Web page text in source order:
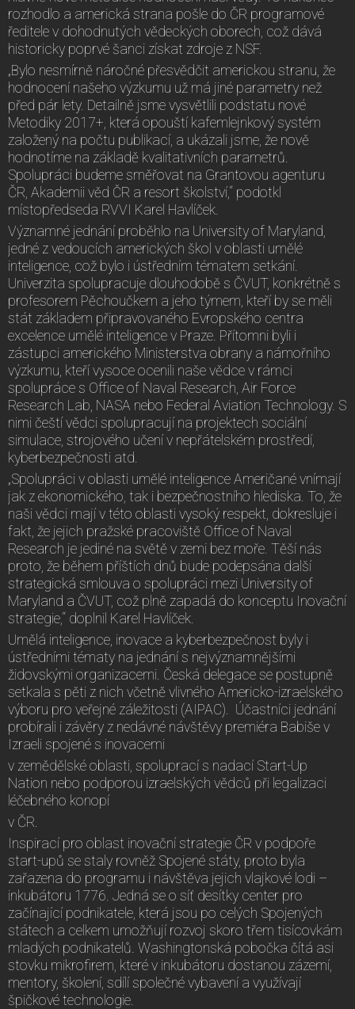
rozhodlo a americká strana pošle do ČR programové
ředitele v dohodnutých vědeckých oborech, což dává
historicky poprvé šanci získat zdroje z NSF.
„Bylo nesmírně náročné přesvědčit americkou stranu, že
hodnocení našeho výzkumu už má jiné parametry než
před pár lety. Detailně jsme vysvětlili podstatu nové
Metodiky 2017+, která opouští kafemlejnkový systém
založený na počtu publikací, a ukázali jsme, že nově
hodnotíme na základě kvalitativních parametrů.
Spolupráci budeme směřovat na Grantovou agenturu
ČR, Akademii věd ČR a resort školství,“ podotkl
místopředseda RVVI Karel Havlíček.
Významné jednání proběhlo na University of Maryland,
jedné z vedoucích amerických škol v oblasti umělé
inteligence, což bylo i ústředním tématem setkání.
Univerzita spolupracuje dlouhodobě s ČVUT, konkrétně s
profesorem Pěchoučkem a jeho týmem, kteří by se měli
stát základem připravovaného Evropského centra
excelence umělé inteligence v Praze. Přítomni byli i
zástupci amerického Ministerstva obrany a námořního
výzkumu, kteří vysoce ocenili naše vědce v rámci
spolupráce s Office of Naval Research, Air Force
Research Lab, NASA nebo Federal Aviation Technology. S
nimi čeští vědci spolupracují na projektech sociální
simulace, strojového učení v nepřátelském prostředí,
kyberbezpečnosti atd.
„Spolupráci v oblasti umělé inteligence Američané vnímají
jak z ekonomického, tak i bezpečnostního hlediska. To, že
naši vědci mají v této oblasti vysoký respekt, dokresluje i
fakt, že jejich pražské pracoviště Office of Naval
Research je jediné na světě v zemi bez moře. Těší nás
proto, že během příštích dnů bude podepsána další
strategická smlouva o spolupráci mezi University of
Maryland a ČVUT, což plně zapadá do konceptu Inovační
strategie,“ doplnil Karel Havlíček.
Umělá inteligence, inovace a kyberbezpečnost byly i
ústředními tématy na jednání s nejvýznamnějšími
židovskými organizacemi. Česká delegace se postupně
setkala s pěti z nich včetně vlivného Americko-izraelského
výboru pro veřejné záležitosti (AIPAC). Účastníci jednání
probírali i závěry z nedávné návštěvy premiéra Babiše v
Izraeli spojené s inovacemi
v zemědělské oblasti, spoluprací s nadací Start-Up
Nation nebo podporou izraelských vědců při legalizaci
léčebného konopí
v ČR.
Inspirací pro oblast inovační strategie ČR v podpoře
start-upů se staly rovněž Spojené státy, proto byla
zařazena do programu i návštěva jejich vlajkové lodi –
inkubátoru 1776. Jedná se o síť desítky center pro
začínající podnikatele, která jsou po celých Spojených
státech a celkem umožňují rozvoj skoro třem tisícovkám
mladých podnikatelů. Washingtonská pobočka čítá asi
stovku mikrofirem, které v inkubátoru dostanou zázemí,
mentory, školení, sdílí společné vybavení a využívají
špičkové technologie.